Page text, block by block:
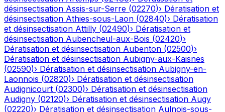
désinsectisation Assis-sur-Serre (02270)› Dératisation et
désinsectisation Athies-sous-Laon (02840)› Dératisation
et désinsectisation Attilly (02490)› Dératisation et
désinsectisation Aubencheul-aux-Bois (02420)›
Dératisation et désinsectisation Aubenton (02500)›
Dératisation et désinsectisation Aubigny-aux-Kaisnes
(02590)› Dératisation et désinsectisation Aubigny-en-
Laonnois (02820)› Dératisation et désinsectisation
Audignicourt (02300)› Dératisation et désinsectisation
Audigny (02120)› Dératisation et désinsectisation Augy
(02220)› Dératisation et désinsectisation Aulnois-sous-